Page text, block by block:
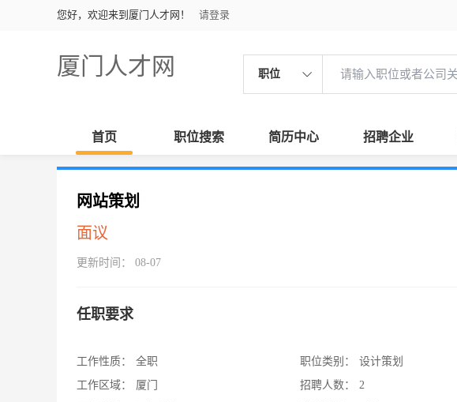
您好，欢迎来到厦门人才网！ 请登录
厦门人才网 职位
首页 职位搜索 简历中心 招聘企业
网站策划
面议
更新时间： 08-07
任职要求
工作性质：
全职
工作区域：
厦门
职位类别：
设计策划
招聘人数：
2